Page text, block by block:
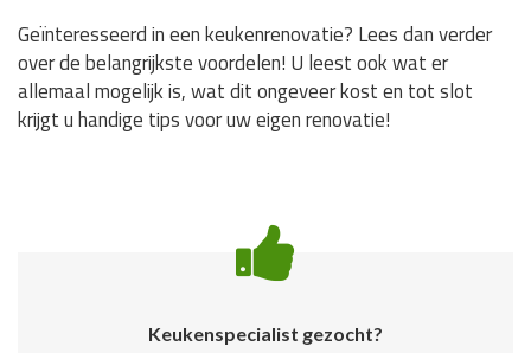
Geïnteresseerd in een keukenrenovatie? Lees dan verder
over de belangrijkste voordelen! U leest ook wat er
allemaal mogelijk is, wat dit ongeveer kost en tot slot
krijgt u handige tips voor uw eigen renovatie!
Keukenspecialist gezocht?